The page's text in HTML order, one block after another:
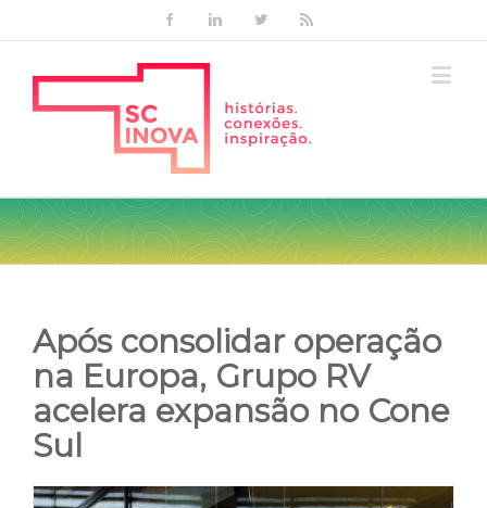
FacebookLinkedinTwitter
Após consolidar operação
na Europa, Grupo RV
acelera expansão no Cone
Sul
View